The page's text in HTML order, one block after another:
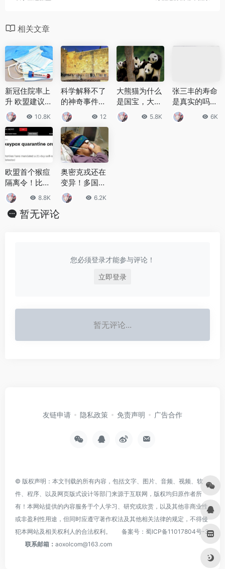
相关文章
新冠住院率上
升 欧盟建议6
0岁以上人群
接种“第四针”
10.8K
科学解释不了
的神奇事件：
世界十大无法
解释的事情
12
大熊猫为什么
是国宝，大熊
猫被称之为国
宝的原因是什
5.8K
张三丰的寿命
是真实的吗？
张三丰的离奇
身世是怎样
6K
欧盟首个猴痘
隔离令！比利
时宣布要求猴
痘病例进行21
天隔离
8.8K
奥密克戎还在
变异！多国报
告BA.2.12.1毒
株，传播更快
6.2K
暂无评论
您必须登录才能参与评论！
立即登录
暂无评论...
友链申请 隐私政策 免责声明 广告合作
© 版权声明：本文刊载的所有内容，包括文字、图片、音频、视频、软
件、程序、以及网页版式设计等部门来源于互联网，版权均归原作者所
有！本网站提供的内容服务于个人学习、研究或欣赏，以及其他非商业性
或非盈利性用途，但同时应遵守著作权法及其他相关法律的规定，不得侵
犯本网站及相关权利人的合法权利。
备案号： 蜀ICP备11017804号-3
联系邮箱： aoxolcom@163.com